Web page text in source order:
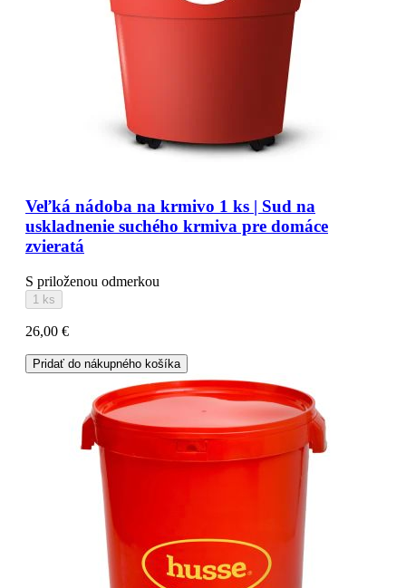
Veľká nádoba na krmivo 1 ks | Sud na
uskladnenie suchého krmiva pre domáce
zvieratá
S priloženou odmerkou
1 ks
26,00 €
Pridať do nákupného košíka